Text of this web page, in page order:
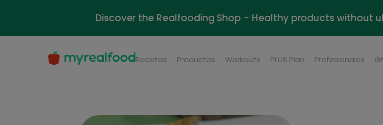
Discover the Realfooding Shop - Healthy products without
Recetas Productos Workouts PLUS Plan Profesionales